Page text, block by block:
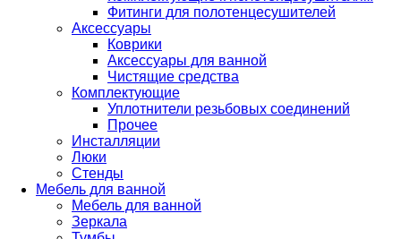
Фитинги для полотенцесушителей
Аксессуары
Коврики
Аксессуары для ванной
Чистящие средства
Комплектующие
Уплотнители резьбовых соединений
Прочее
Инсталляции
Люки
Стенды
Мебель для ванной
Мебель для ванной
Зеркала